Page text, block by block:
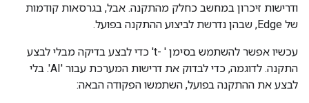
ודרישות זיכרון במחשב כחלק מהתקנה. אבל, בגרסאות קודמות
של Edge, שבהן נדרשת לביצוע ההתקנה בפועל.
עכשיו אפשר להשתמש בסימן ' -t' כדי לבצע בדיקה מבלי לבצע
התקנה. לדוגמה, כדי לבדוק את דרישות המערכת עבור 'AI'. בלי
לבצע את ההתקנה בפועל, השתמשו הפקודה הבאה: